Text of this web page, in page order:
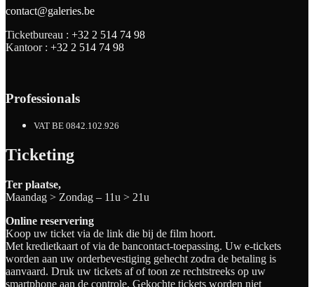
contact@galeries.be
Ticketbureau : +32 2 514 74 98
Kantoor : +32 2 514 74 98
Professionals
VAT BE 0842.102.926
Ticketing
Ter plaatse,
Maandag > Zondag – 11u > 21u
Online reservering
Koop uw ticket via de link die bij de film hoort.
Met kredietkaart of via de bancontact-toepassing. Uw e-tickets
worden aan uw orderbevestiging gehecht zodra de betaling is
aanvaard. Druk uw tickets af of toon ze rechtstreeks op uw
smartphone aan de controle. Gekochte tickets worden niet